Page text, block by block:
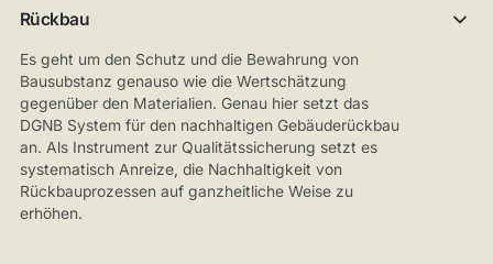
Rückbau
Es geht um den Schutz und die Bewahrung von
Bausubstanz genauso wie die Wertschätzung
gegenüber den Materialien. Genau hier setzt das
DGNB System für den nachhaltigen Gebäuderückbau
an. Als Instrument zur Qualitätssicherung setzt es
systematisch Anreize, die Nachhaltigkeit von
Rückbauprozessen auf ganzheitliche Weise zu
erhöhen.